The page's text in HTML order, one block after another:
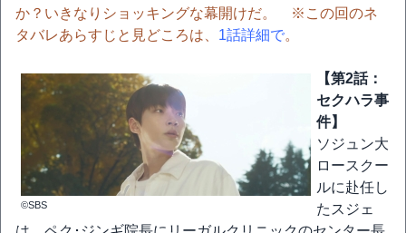
か？いきなりショッキングな幕開けだ。 ※この回のネ
タバレあらすじと見どころは、 1話詳細で。
©SBS
【第2話：
セクハラ事
件】
ソジュン大
ロースクー
ルに赴任し
たスジェ